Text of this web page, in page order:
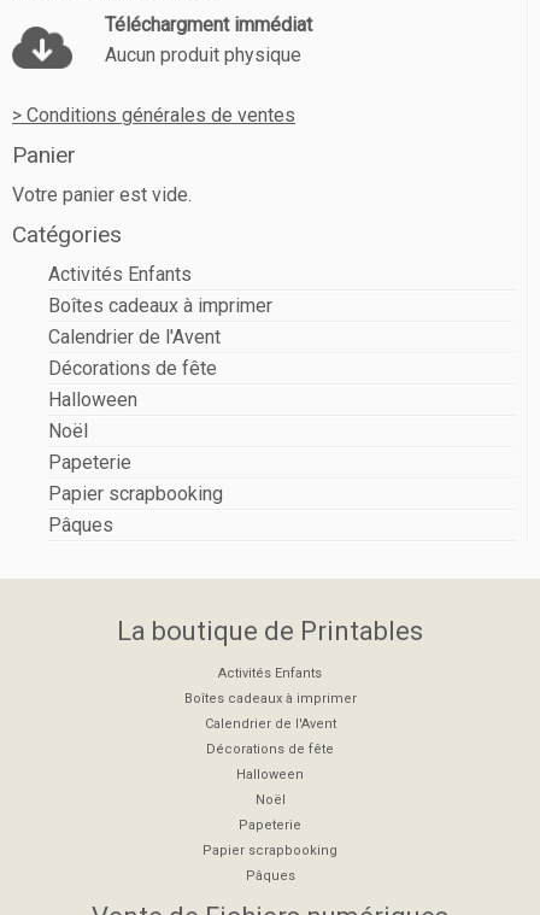
Téléchargment immédiat
Aucun produit physique
> Conditions générales de ventes
Panier
Votre panier est vide.
Catégories
Activités Enfants
Boîtes cadeaux à imprimer
Calendrier de l'Avent
Décorations de fête
Halloween
Noël
Papeterie
Papier scrapbooking
Pâques
La boutique de Printables
Activités Enfants
Boîtes cadeaux à imprimer
Calendrier de l'Avent
Décorations de fête
Halloween
Noël
Papeterie
Papier scrapbooking
Pâques